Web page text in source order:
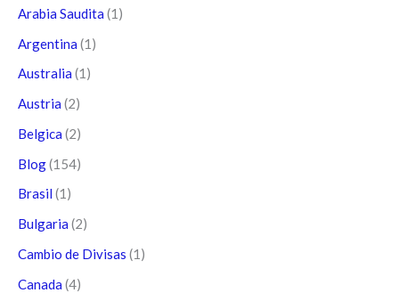
Arabia Saudita (1)
Argentina (1)
Australia (1)
Austria (2)
Belgica (2)
Blog(154)
Brasil (1)
Bulgaria (2)
Cambio de Divisas (1)
Canada (4)